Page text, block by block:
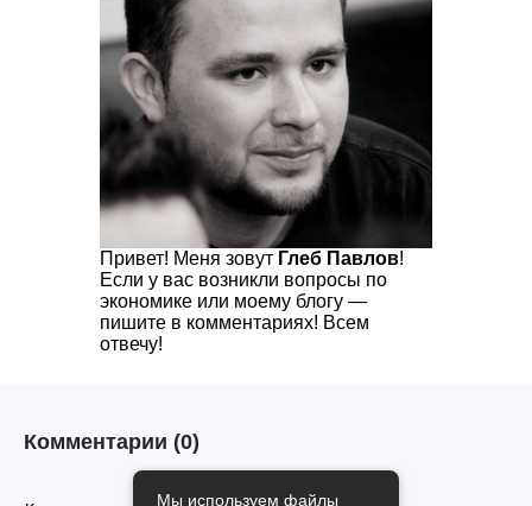
Привет! Меня зовут Глеб Павлов!
Если у вас возникли вопросы по
экономике или моему блогу —
пишите в комментариях! Всем
отвечу!
Комментарии (0)
Мы используем файлы